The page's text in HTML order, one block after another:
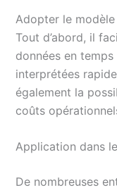
Adopter le
Tout d’abord, il
données en
interprétées
également la
coûts
Application dans
De nombreuses